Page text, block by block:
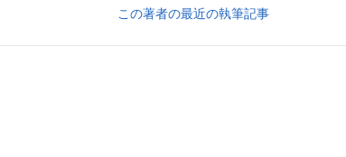
この著者の最近の執筆記事